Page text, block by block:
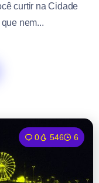
curtir na Cidade
nem...
0 546 6